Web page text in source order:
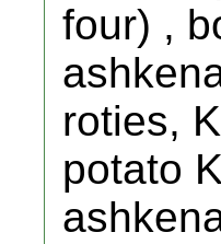
four) ,
roties,
potato